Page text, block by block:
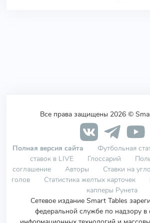
Все права защищены 2026 ©
Полная версия сайта Футбольная
ставок в LIVE
Глоссарий
соглашение
Авторы Ставки на
голов
Статистика желтых карточек
капперы Рунета
Сетевое издание Smart Tables
федеральной службе по надзору в